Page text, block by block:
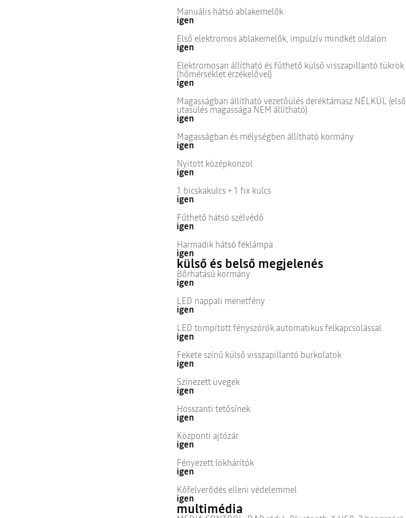
Manuális hátsó ablakemelők
igen
Első elektromos ablakemelők, impulzív mindkét oldalon
igen
Elektromosan állítható és fűthető külső visszapillantó tükrök
(hőmérséklet érzékelővel)
igen
Magasságban állítható vezetőülés deréktámasz NÉLKÜL (első
utasülés magassága NEM állítható)
igen
Magasságban és mélységben állítható kormány
igen
Nyitott középkonzol
igen
1 bicskakulcs + 1 fix kulcs
igen
Fűthető hátsó szélvédő
igen
Harmadik hátsó féklámpa
igen
külső és belső megjelenés
Bőrhatású kormány
igen
LED nappali menetfény
igen
LED tompított fényszórók automatikus felkapcsolással
igen
Fekete színű külső visszapillantó burkolatok
igen
Színezett üvegek
igen
Hosszanti tetősínek
igen
Központi ajtózár
igen
Fényezett lökhárítók
igen
Kőfelverődés elleni védelemmel
igen
multimédia